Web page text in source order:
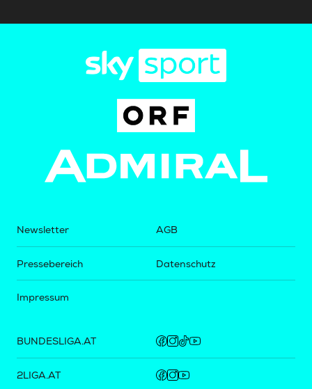
Newsletter
Pressebereich
Impressum
AGB
Datenschutz
BUNDESLIGA.AT
2LIGA.AT